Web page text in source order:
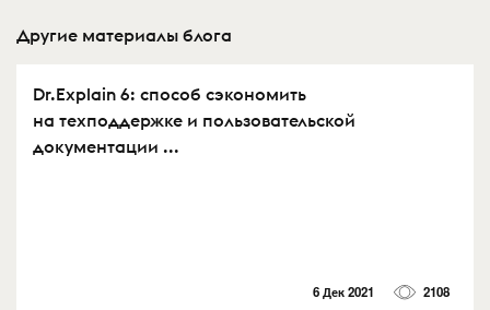
Другие материалы блога
Dr.Explain 6: способ сэкономить
на техподдержке и пользовательской
документации ...
6 Дек 2021 2108